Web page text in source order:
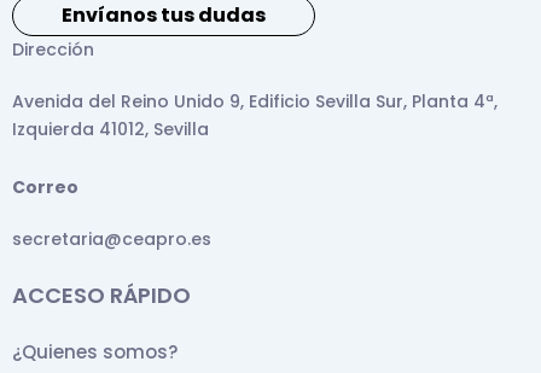
Envíanos tus dudas
Dirección
Avenida del Reino Unido 9, Edificio Sevilla Sur, Planta 4ª,
Izquierda 41012, Sevilla
Correo
secretaria@ceapro.es
ACCESO RÁPIDO
¿Quienes somos?